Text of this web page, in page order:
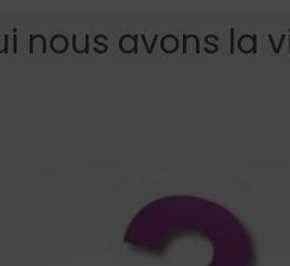
nous avons